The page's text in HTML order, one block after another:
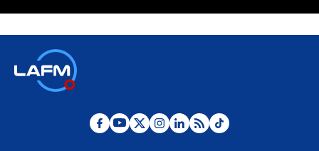
¿Por qué De la Espriella gobernará